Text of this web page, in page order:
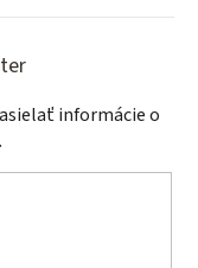
informácie o